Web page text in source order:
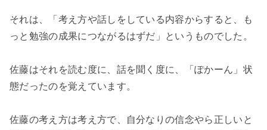
それは、「考え方や話しをしている内容からすると、も
っと勉強の成果につながるはずだ」というものでした。
佐藤はそれを読む度に、話を聞く度に、「ぽかーん」状
態だったのを覚えています。
佐藤の考え方は考え方で、自分なりの信念やら正しいと